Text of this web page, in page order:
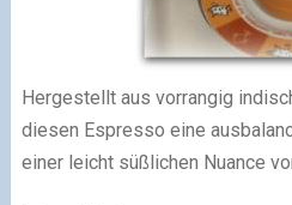
Hergestellt aus vorrangig
diesen Espresso eine
einer leicht süßlichen Nuance